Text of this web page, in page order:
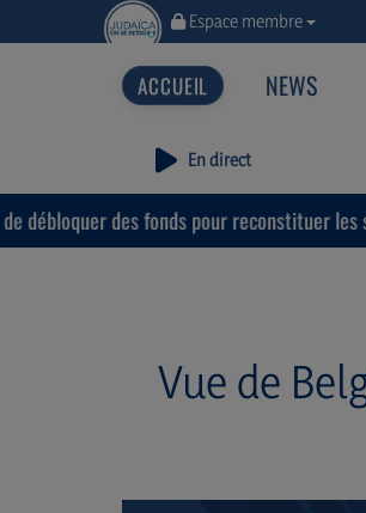
Espace membre
NEWS
En direct
des fonds pour reconstituer les stocks de
Vue de